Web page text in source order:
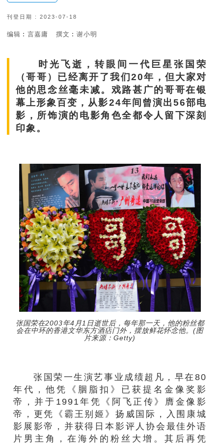
刊登日期 : 2023-07-18
编辑︰言嘉庸 撰文︰谢小明
时光飞逝，转眼间一代巨星张国荣
（哥哥）已经离开了我们20年，但大家对
他的思念丝毫未减。戏路甚广的哥哥在银
幕上形象百变，从影24年间曾演出56部电
影，所饰演的电影角色全都令人留下深刻
印象。
张国荣在2003年4月1日逝世后，每年那一天，他的粉丝都
会在中环的香港文华东方酒痁门外，摆放鲜花怀念他。(图
片来源：Getty)
张国荣一生演艺事业成绩超凡，早在80
年代，他凭《胭脂扣》已获提名金像奖影
帝，并于1991年凭《阿飞正传》膺金像影
帝，更凭《霸王别姬》扬威国际，入围康城
影展影帝，并获得日本影评人协会最佳外语
片男主角，在海外的粉丝大增。其后再凭